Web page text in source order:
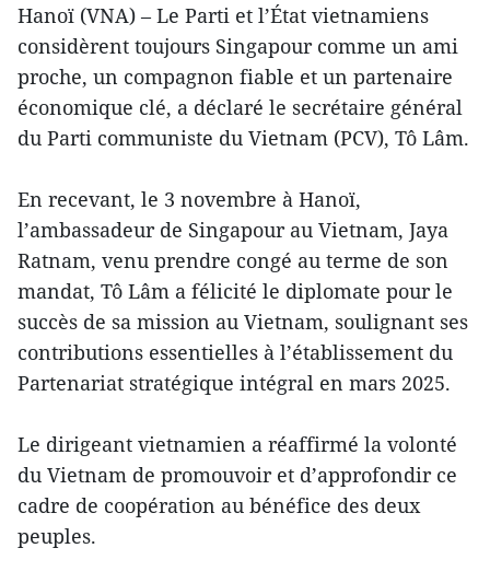
Hanoï (VNA) – Le Parti et l’État vietnamiens
considèrent toujours Singapour comme un ami
proche, un compagnon fiable et un partenaire
économique clé, a déclaré le secrétaire général
du Parti communiste du Vietnam (PCV), Tô Lâm.
En recevant, le 3 novembre à Hanoï,
l’ambassadeur de Singapour au Vietnam, Jaya
Ratnam, venu prendre congé au terme de son
mandat, Tô Lâm a félicité le diplomate pour le
succès de sa mission au Vietnam, soulignant ses
contributions essentielles à l’établissement du
Partenariat stratégique intégral en mars 2025.
Le dirigeant vietnamien a réaffirmé la volonté
du Vietnam de promouvoir et d’approfondir ce
cadre de coopération au bénéfice des deux
peuples.